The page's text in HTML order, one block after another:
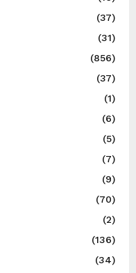
(37)
(31)
(856)
(37)
(1)
(6)
(5)
(7)
(9)
(70)
(2)
(136)
(34)